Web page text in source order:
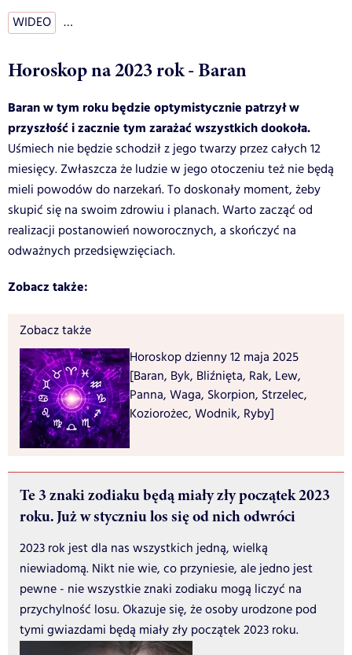
WIDEO …
Horoskop na 2023 rok - Baran
Baran w tym roku będzie optymistycznie patrzył w
przyszłość i zacznie tym zarażać wszystkich dookoła.
Uśmiech nie będzie schodził z jego twarzy przez całych 12
miesięcy. Zwłaszcza że ludzie w jego otoczeniu też nie będą
mieli powodów do narzekań. To doskonały moment, żeby
skupić się na swoim zdrowiu i planach. Warto zacząć od
realizacji postanowień noworocznych, a skończyć na
odważnych przedsięwzięciach.
Zobacz także:
Zobacz także
Horoskop dzienny 12 maja 2025
[Baran, Byk, Bliźnięta, Rak, Lew,
Panna, Waga, Skorpion, Strzelec,
Koziorożec, Wodnik, Ryby]
Te 3 znaki zodiaku będą miały zły początek 2023
roku. Już w styczniu los się od nich odwróci
2023 rok jest dla nas wszystkich jedną, wielką
niewiadomą. Nikt nie wie, co przyniesie, ale jedno jest
pewne - nie wszystkie znaki zodiaku mogą liczyć na
przychylność losu. Okazuje się, że osoby urodzone pod
tymi gwiazdami będą miały zły początek 2023 roku.